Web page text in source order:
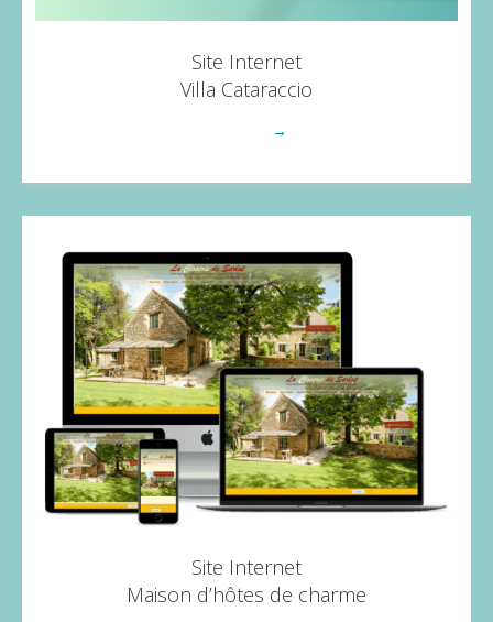
Site Internet
Villa Cataraccio
→
Site Internet
Maison d’hôtes de charme